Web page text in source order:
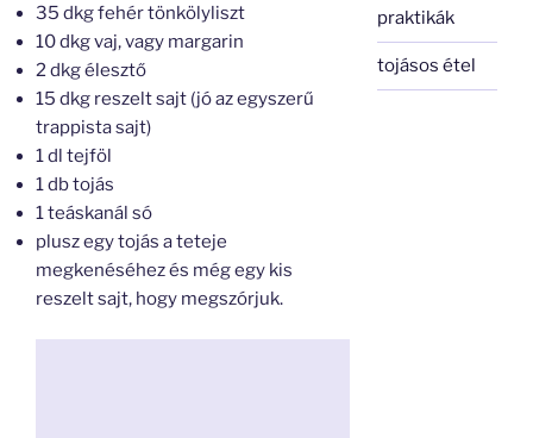
35 dkg fehér tönkölyliszt
10 dkg vaj, vagy margarin
2 dkg élesztő
15 dkg reszelt sajt (jó az egyszerű
trappista sajt)
1 dl tejföl
1 db tojás
1 teáskanál só
plusz egy tojás a teteje
megkenéséhez és még egy kis
reszelt sajt, hogy megszórjuk.
praktikák
tojásos étel